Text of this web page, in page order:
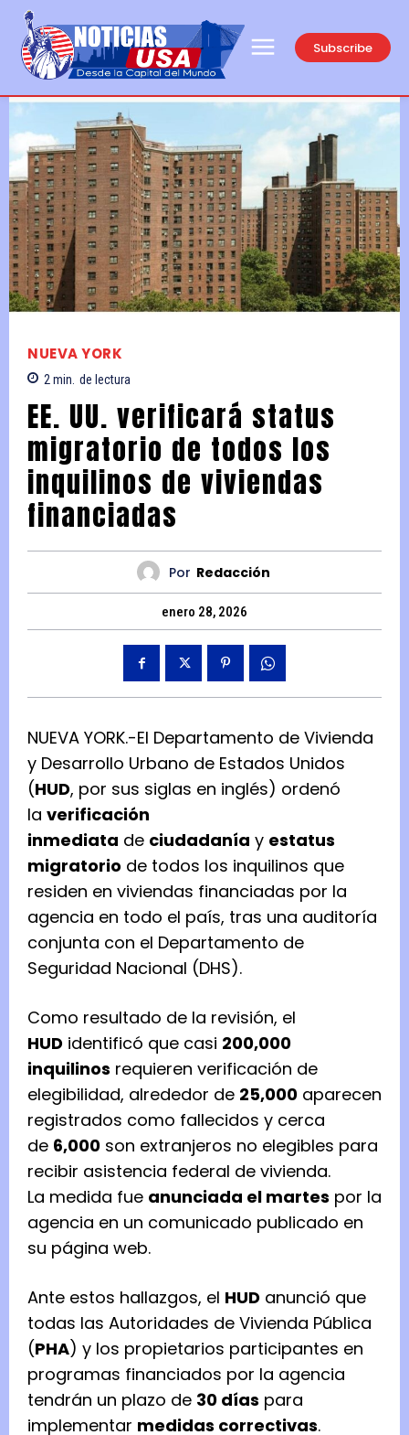
Subscribe
NUEVA YORK
2 min. de lectura
EE. UU. verificará status
migratorio de todos los
inquilinos de viviendas
financiadas
Por Redacción
enero 28, 2026
NUEVA YORK.-El Departamento de Vivienda
y Desarrollo Urbano de Estados Unidos
(HUD, por sus siglas en inglés) ordenó
la verificación
inmediata de ciudadanía y estatus
migratorio de todos los inquilinos que
residen en viviendas financiadas por la
agencia en todo el país, tras una auditoría
conjunta con el Departamento de
Seguridad Nacional (DHS).
Como resultado de la revisión, el
HUD identificó que casi 200,000
inquilinos requieren verificación de
elegibilidad, alrededor de 25,000 aparecen
registrados como fallecidos y cerca
de 6,000 son extranjeros no elegibles para
recibir asistencia federal de vivienda.
La medida fue anunciada el martes por la
agencia en un comunicado publicado en
su página web.
Ante estos hallazgos, el HUD anunció que
todas las Autoridades de Vivienda Pública
(PHA) y los propietarios participantes en
programas financiados por la agencia
tendrán un plazo de 30 días para
implementar medidas correctivas.